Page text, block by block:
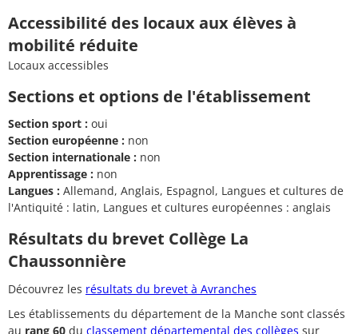
Accessibilité des locaux aux élèves à
mobilité réduite
Locaux accessibles
Sections et options de l'établissement
Section sport : oui
Section européenne : non
Section internationale : non
Apprentissage : non
Langues : Allemand, Anglais, Espagnol, Langues et cultures de
l'Antiquité : latin, Langues et cultures européennes : anglais
Résultats du brevet Collège La
Chaussonnière
Découvrez les résultats du brevet à Avranches
Les établissements du département de la Manche sont classés
au rang 60 du classement départemental des collèges sur